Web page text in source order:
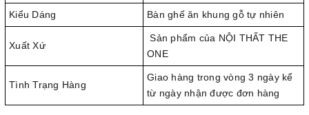
Kiểu Dáng Bàn ghế ăn khung gỗ tự nhiên
Xuất Xứ
Sản phẩm của NỘI THẤT THE
ONE
Tình Trạng Hàng
Giao hàng trong vòng 3 ngày kể
từ ngày nhận được đơn hàng